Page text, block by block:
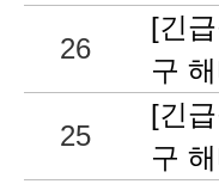
26
[긴
구
25
[긴
구